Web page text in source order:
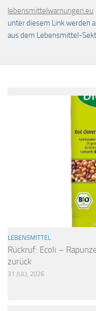
lebensmittelwarnungen.eu
unter diesem Link werden
aus dem Lebensmittel-
LEBENSMITTEL
Rückruf: Ecoli –
zurück
31 JULI, 2026